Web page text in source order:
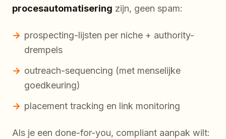
procesautomatisering zijn, geen spam:
prospecting-lijsten per niche + authority-
drempels
outreach-sequencing (met menselijke
goedkeuring)
placement tracking en link monitoring
Als je een done-for-you, compliant aanpak wilt: